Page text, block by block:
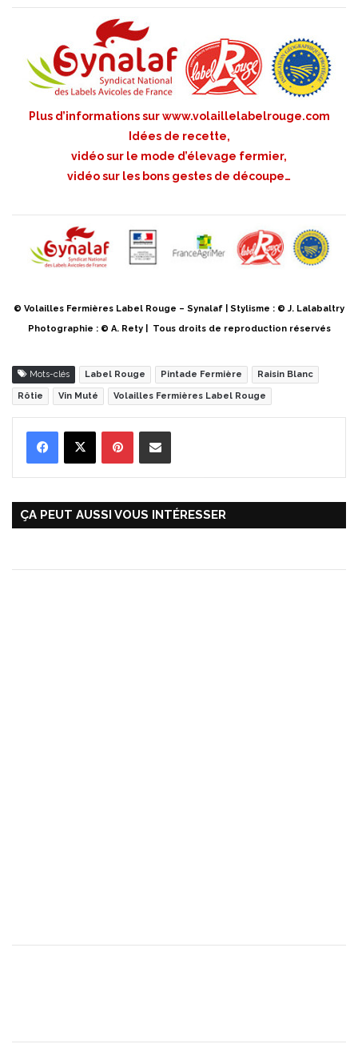
Plus d’informations surwww.volaillelabelrouge.com
Idées de recette,
vidéo sur le mode d’élevage fermier,
vidéo sur les bons gestes de découpe…
© Volailles Fermières Label Rouge – Synalaf | Stylisme : © J. Lalabaltry
Photographie : © A. Rety | Tous droits de reproduction réservés
Mots-clés Label Rouge Pintade Fermière Raisin Blanc
Rôtie Vin Muté Volailles Fermières Label Rouge
ÇA PEUT AUSSI VOUS INTÉRESSER